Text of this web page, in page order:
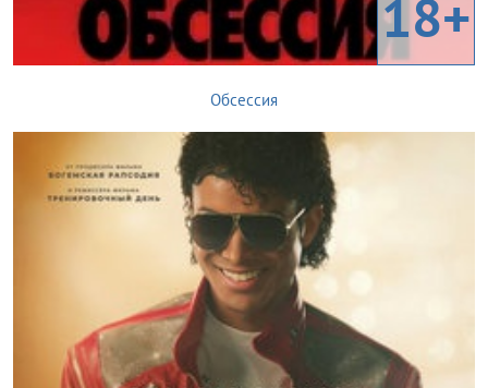
18+
Обсессия